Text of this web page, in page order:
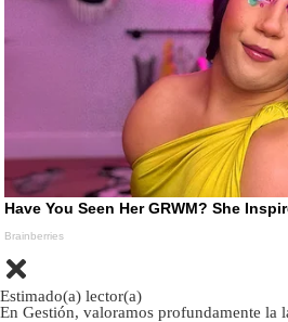
Estimado(a) lector(a)
En Gestión, valoramos profundamente la